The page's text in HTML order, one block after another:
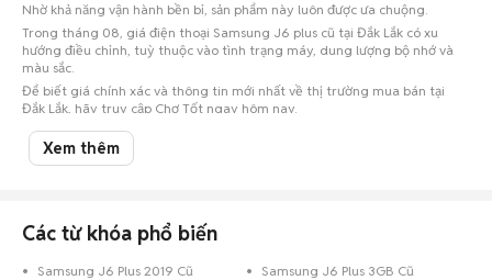
Nhờ khả năng vận hành bền bỉ, sản phẩm này luôn được ưa chuộng.
Trong tháng 08, giá điện thoại Samsung J6 plus cũ tại Đắk Lắk có xu
hướng điều chỉnh, tuỳ thuộc vào tình trạng máy, dung lượng bộ nhớ và
màu sắc.
Để biết giá chính xác và thông tin mới nhất về thị trường mua bán tại
Đắk Lắk, hãy truy cập Chợ Tốt ngay hôm nay.
Lưu ý:Mức giá được tổng hợp từ các tin đăng trên Chợ Tốt, chỉ mang tính
chất tham khảo.
Xem thêm
Các từ khóa phổ biến
Samsung J6 Plus 2019 Cũ
Samsung J6 Plus 3GB Cũ